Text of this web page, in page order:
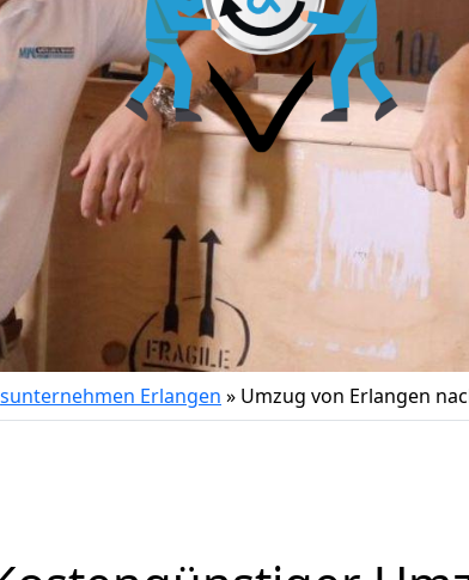
Erlangen » Umzug von Erlangen